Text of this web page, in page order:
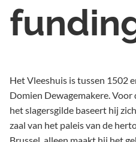
Het Vleeshuis is tussen 1502
Domien Dewagemakere.
het slagersgilde baseert hij
zaal van het paleis van de